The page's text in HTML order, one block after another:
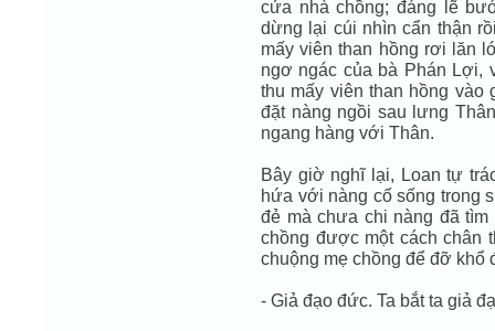
cửa nhà chồng; đáng lẽ
dừng lại cúi nhìn cẩn thận
mấy viên than hồng rơi lăn
ngơ ngác của bà Phán
thu mấy viên than hồng
đặt nàng ngồi sau lưng
ngang hàng với Thân.
Bây giờ nghĩ lại, Loan tự
hứa với nàng cố sống trong
đẻ mà chưa chi nàng đã tìm
chồng được một cách chân
chuộng mẹ chồng để đỡ khổ
- Giả đạo đức. Ta bắt ta giả